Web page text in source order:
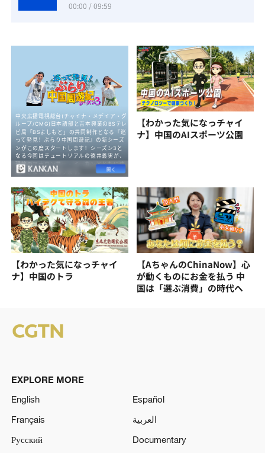
00:00 / 09:59
【わかった気になっチャイ
ナ】中国のAIスポーツ公園
【わかった気になっチャイ
ナ】中国のトラ
【AちゃんのChinaNow】心
が動くものにお金を払う 中
国は「選ぶ消費」の時代へ
EXPLORE MORE
English
Español
Français
العربية
Русский
Documentary